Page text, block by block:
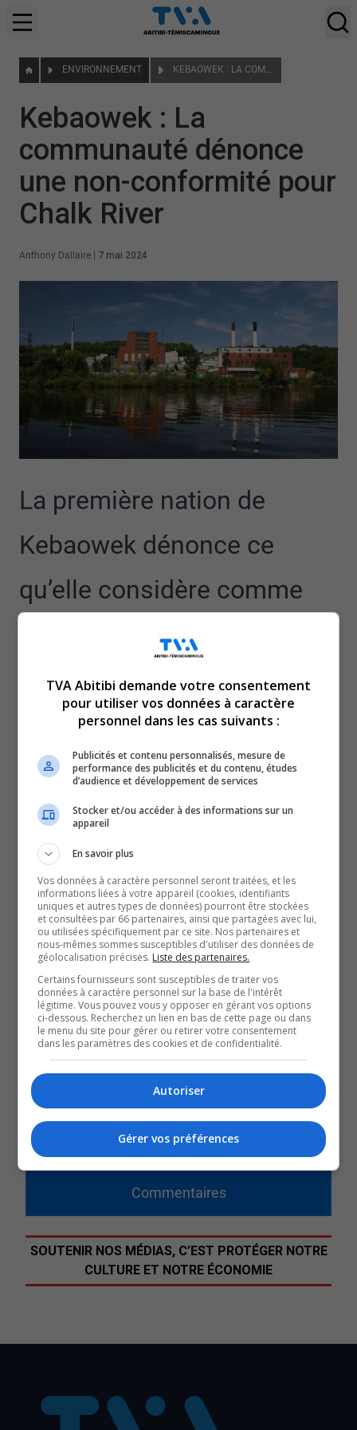
ENVIRONNEMENT KEBAOWEK : LA COMMUNAUTÉ DÉNONCE UNE NON-CONFORMITÉ POUR CHALK RIVER
Kebaowek : La
communauté dénonce
une non-conformité pour
Chalk River
Anthony Dallaire 7 mai 2024
La première nation de
Kebaowek dénonce ce
qu’elle considère comme
une non-conformité dans le
dossier de la gestion des
déchets nucléaires à Chalk
River.
Un bulletin du laboratoire nucléaire canadien datant du
24 avril dernier fait mention d’une non-conformité d’un
échantillonnage des effluents de l’usine sanitaire de
traitement des eaux usées classique des Laboratoires de
Chalk River.
En ce sens, la nation interpelle la Commission
canadienne de sûreté nucléaire et le ministre Steven
Guilbeault sur l’urgence du dossier.
Kebaowek rappelle les impacts possibles que pourraient
avoir les installations sur le bassin versant de la rivière
des Outaouais et recommande donc qu’une enquête
approfondie soit réalisée sur des mesures de conformité.
Elle exige aussi une transparence et reddition de
comptes de la part de la compagnie exploitant les
QUESTION DU JOUR
Commentaires
SOUTENIR NOS MÉDIAS, C’EST PROTÉGER NOTRE
CULTURE ET NOTRE ÉCONOMIE
TVA Abitibi demande votre consentement
pour utiliser vos données à caractère
personnel dans les cas suivants :
Publicités et contenu personnalisés, mesure de
performance des publicités et du contenu, études
d’audience et développement de services
Stocker et/ou accéder à des informations sur un
appareil
En savoir plus
Vos données à caractère personnel seront traitées, et les
informations liées à votre appareil (cookies, identifiants
uniques et autres types de données) pourront être stockées
et consultées par 66 partenaires, ainsi que partagées avec lui,
ou utilisées spécifiquement par ce site. Nos partenaires et
nous-mêmes sommes susceptibles d'utiliser des données de
géolocalisation précises. Liste des partenaires.
Certains fournisseurs sont susceptibles de traiter vos
données à caractère personnel sur la base de l'intérêt
légitime. Vous pouvez vous y opposer en gérant vos options
ci-dessous. Recherchez un lien en bas de cette page ou dans
le menu du site pour gérer ou retirer votre consentement
dans les paramètres des cookies et de confidentialité.
Autoriser
Gérer vos préférences